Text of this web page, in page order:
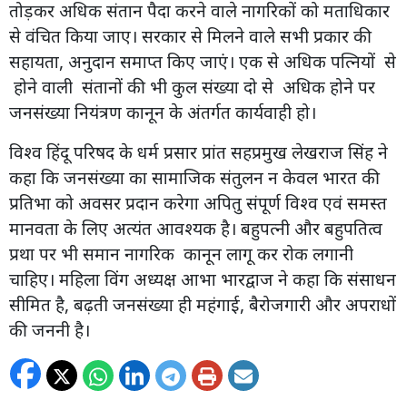
तोड़कर अधिक संतान पैदा करने वाले नागरिकों को मताधिकार
से वंचित किया जाए। सरकार से मिलने वाले सभी प्रकार की
सहायता, अनुदान समाप्त किए जाएं। एक से अधिक पत्नियों से
होने वाली संतानों की भी कुल संख्या दो से अधिक होने पर
जनसंख्या नियंत्रण कानून के अंतर्गत कार्यवाही हो।
विश्व हिंदू परिषद के धर्म प्रसार प्रांत सहप्रमुख लेखराज सिंह ने
कहा कि जनसंख्या का सामाजिक संतुलन न केवल भारत की
प्रतिभा को अवसर प्रदान करेगा अपितु संपूर्ण विश्व एवं समस्त
मानवता के लिए अत्यंत आवश्यक है। बहुपत्नी और बहुपतित्व
प्रथा पर भी समान नागरिक कानून लागू कर रोक लगानी
चाहिए। महिला विंग अध्यक्ष आभा भारद्वाज ने कहा कि संसाधन
सीमित है, बढ़ती जनसंख्या ही महंगाई, बैरोजगारी और अपराधों
की जननी है।